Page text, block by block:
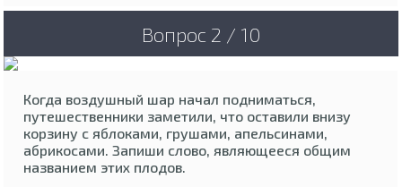
Вопрос 2 / 10
Когда воздушный шар начал подниматься,
путешественники заметили, что оставили внизу
корзину с яблоками, грушами, апельсинами,
абрикосами. Запиши слово, являющееся общим
названием этих плодов.